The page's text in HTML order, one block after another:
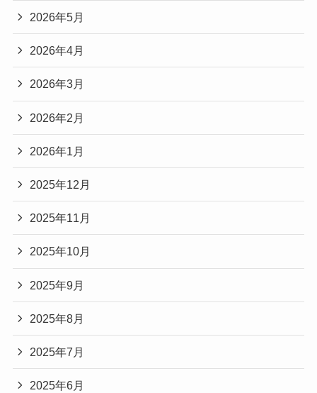
2026年5月
2026年4月
2026年3月
2026年2月
2026年1月
2025年12月
2025年11月
2025年10月
2025年9月
2025年8月
2025年7月
2025年6月